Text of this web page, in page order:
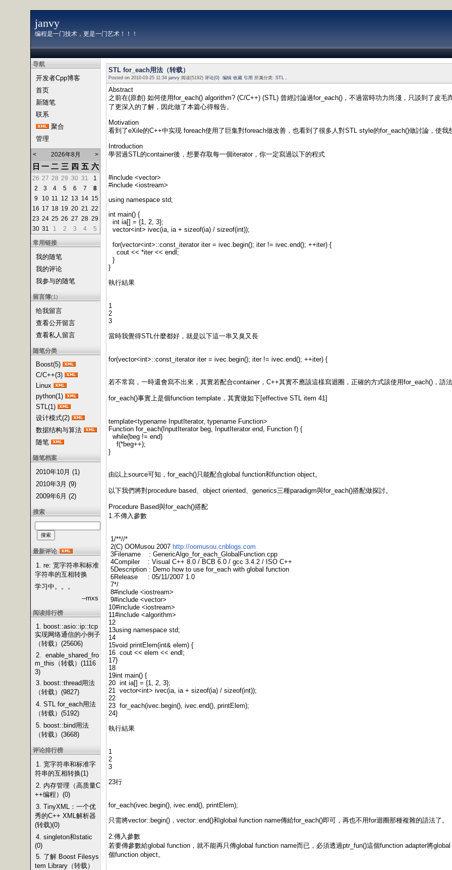
janvy
编程是一门技术，更是一门艺术！！！
导航
开发者Cpp博客
首页
新随笔
联系
聚合
管理
< 2026年8月 >
日 一 二 三 四 五 六
26 27 28 29 30 31
1
2
3 4 5 6 7
8
9
10 11 12 13 14 15
16 17 18 19 20 21 22
23 24 25 26 27 28 29
30 31 1 2 3 4
5
常用链接
我的随笔
我的评论
我参与的随笔
留言簿(1)
给我留言
查看公开留言
查看私人留言
随笔分类
Boost(5)
C/C++(3)
Linux
python(1)
STL(1)
设计模式(2)
数据结构与算法
随笔
随笔档案
2010年10月 (1)
2010年3月 (9)
2009年6月 (2)
搜索
最新评论
1. re: 宽字符串和标准
字符串的互相转换
学习中。。。
--mxs
阅读排行榜
1. boost::asio::ip::tcp
实现网络通信的小例子
（转载）(25606)
2. enable_shared_fro
m_this（转载）(1116
3)
3. boost::thread用法
（转载）(9827)
4. STL for_each用法
（转载）(5192)
5. boost::bind用法
（转载）(3668)
评论排行榜
1. 宽字符串和标准字
符串的互相转换(1)
2. 内存管理（高质量C
++编程）(0)
3. TinyXML：一个优
秀的C++ XML解析器
(转载)(0)
4. singleton和static
(0)
5. 了解 Boost Filesys
tem Library（转载）
STL for_each用法（转载）
Posted on 2010-03-25 11:34 janvy 阅读(5192) 评论(0) 编辑 收藏 引用 所属分类: STL
Abstract
之前在(原創) 如何使用for_each() algorithm? (C/C++) (STL) 曾經討論過for_each()，不過當時功力尚淺，只談到了皮
了更深入的了解，因此做了本篇心得報告。
Motivation
看到了eXile的C++中实现 foreach使用了巨集對foreach做改善，也看到了很多人對STL style的for_each()做討論，使我
Introduction
學習過STL的container後，想要存取每一個iterator，你一定寫過以下的程式
#include <vector>
#include <iostream>
using namespace std;
int main() {
int ia[] = {1, 2, 3};
vector<int> ivec(ia, ia + sizeof(ia) / sizeof(int));
for(vector<int>::const_iterator iter = ivec.begin(); iter != ivec.end(); ++iter) {
cout << *iter << endl;
}
}
執行結果
1
2
3
當時我覺得STL什麼都好，就是以下這一串又臭又長
for(vector<int>::const_iterator iter = ivec.begin(); iter != ivec.end(); ++iter) {
若不常寫，一時還會寫不出來，其實若配合container，C++其實不應該這樣寫迴圈，正確的方式該使用for_each()，語法
for_each()事實上是個function template，其實做如下[effective STL item 41]
template<typename InputIterator, typename Function>
Function for_each(InputIterator beg, InputIterator end, Function f) {
while(beg != end)
f(*beg++);
}
由以上source可知，for_each()只能配合global function和function object。
以下我們將對procedure based、object oriented、generics三種paradigm與for_each()搭配做探討。
Procedure Based與for_each()搭配
1.不傳入參數
1/**//*
2(C) OOMusou 2007 http://oomusou.cnblogs.com
3Filename : GenericAlgo_for_each_GlobalFunction.cpp
4Compiler : Visual C++ 8.0 / BCB 6.0 / gcc 3.4.2 / ISO C++
5Description : Demo how to use for_each with global function
6Release : 05/11/2007 1.0
7*/
8#include <iostream>
9#include <vector>
10#include <iostream>
11#include <algorithm>
12
13using namespace std;
14
15void printElem(int& elem) {
16 cout << elem << endl;
17}
18
19int main() {
20 int ia[] = {1, 2, 3};
21 vector<int> ivec(ia, ia + sizeof(ia) / sizeof(int));
22
23 for_each(ivec.begin(), ivec.end(), printElem);
24}
執行結果
1
2
3
23行
for_each(ivec.begin(), ivec.end(), printElem);
只需將vector::begin()，vector::end()和global function name傳給for_each()即可，再也不用for迴圈那種複雜的語法了。
2.傳入參數
若要傳參數給global function，就不能再只傳global function name而已，必須透過ptr_fun()這個function adapter將
個function object。